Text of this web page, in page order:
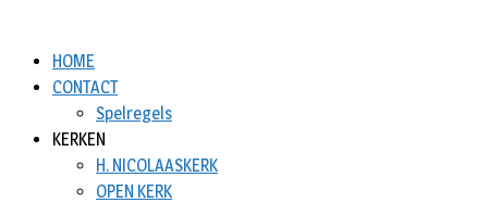
HOME
CONTACT
Spelregels
KERKEN
H. NICOLAASKERK
OPEN KERK